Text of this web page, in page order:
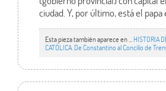
ciudad. Y, por último, está el papa
Esta pieza también aparece en ... HISTORIA
CATÓLICA. De Constantino al Concilio de